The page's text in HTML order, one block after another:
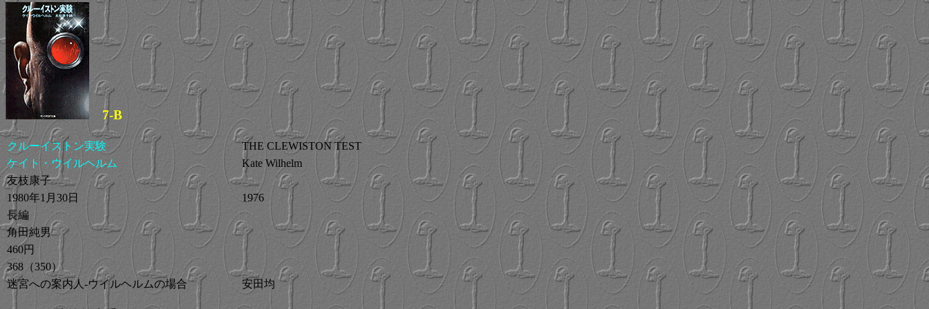
7-B
クルーイストン実験
THE CLEWISTON TEST
ケイト・ウイルヘルム
Kate Wilhelm
友枝康子
1980年1月30日
1976
長編
角田純男
460円
368（350）
迷宮への案内人-ウイルヘルムの場合
安田均